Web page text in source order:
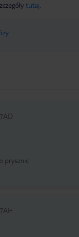
tutaj
.
7AD
prysznic
7AH